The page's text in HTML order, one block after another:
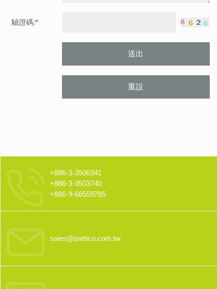
驗證碼:*
送出
重設
+886-3-3506341
+886-3-3503740
+886-9-66559785
sales@partico.com.tw